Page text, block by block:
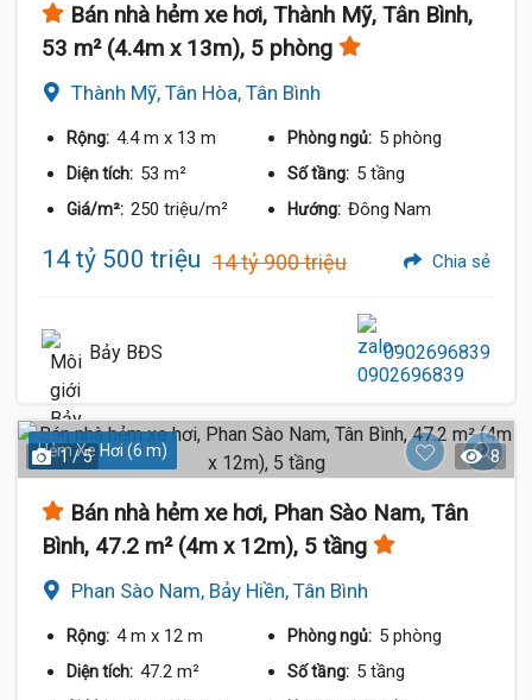
Bán nhà hẻm xe hơi, Thành Mỹ, Tân Bình,
53 m² (4.4m x 13m), 5 phòng
Thành Mỹ, Tân Hòa, Tân Bình
Rộng: 4.4 m x 13 m Phòng ngủ: 5 phòng
Diện tích: 53 m² Số tầng: 5 tầng
Giá/m²: 250 triệu/m² Hướng: Đông Nam
14 tỷ 500 triệu 14 tỷ 900 triệu Chia sẻ
Bảy BĐS 0902696839
Hẻm Xe Hơi (6 m)
1 / 5 8
Bán nhà hẻm xe hơi, Phan Sào Nam, Tân
Bình, 47.2 m² (4m x 12m), 5 tầng
Phan Sào Nam, Bảy Hiền, Tân Bình
Rộng: 4 m x 12 m Phòng ngủ: 5 phòng
Diện tích: 47.2 m² Số tầng: 5 tầng